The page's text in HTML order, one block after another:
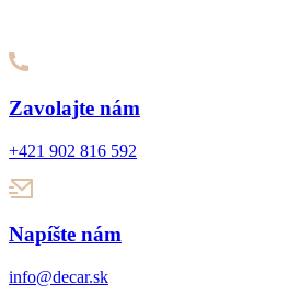
Zavolajte nám
+421 902 816 592
Napíšte nám
info@decar.sk